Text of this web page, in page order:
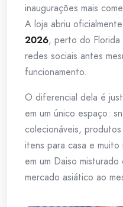
inaugurações mais
A loja abriu
2026, perto do Florida
redes sociais antes
funcionamento.
O diferencial dela é
em um único espaço:
colecionáveis,
itens para casa e
em um Daiso
mercado asiático ao